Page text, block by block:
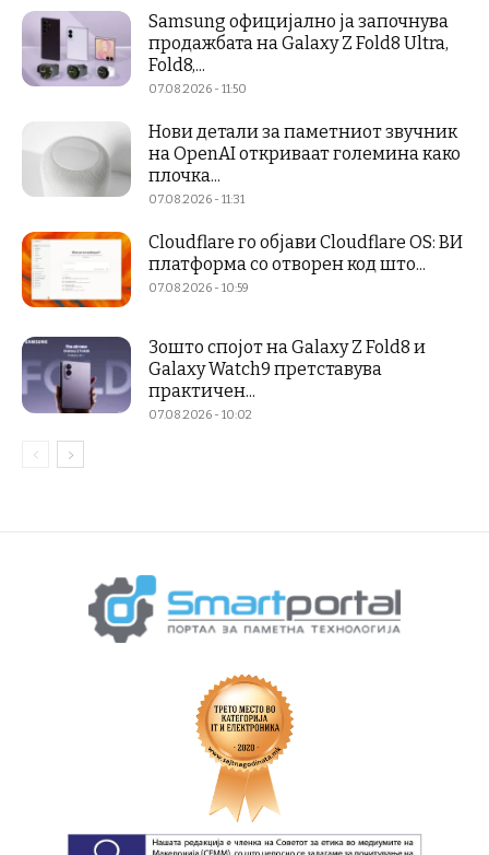
Samsung официјално ја започнува
продажбата на Galaxy Z Fold8 Ultra,
Fold8,...
07.08.2026 - 11:50
Нови детали за паметниот звучник
на OpenAI откриваат големина како
плочка...
07.08.2026 - 11:31
Cloudflare го објави Cloudflare OS: ВИ
платформа со отворен код што...
07.08.2026 - 10:59
Зошто спојот на Galaxy Z Fold8 и
Galaxy Watch9 претставува
практичен...
07.08.2026 - 10:02